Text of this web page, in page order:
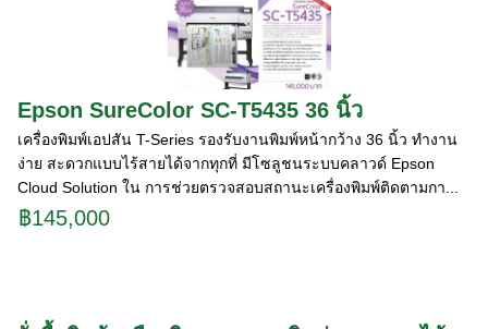
Epson SureColor SC-T5435 36 นิ้ว
เครื่องพิมพ์เอปสัน T-Series รองรับงานพิมพ์หน้ากว้าง 36 นิ้ว ทํางาน
ง่าย สะดวกแบบไร้สายได้จากทุกที่ มีโซลูชนระบบคลาวด์ Epson
Cloud Solution ใน การช่วยตรวจสอบสถานะเครื่องพิมพ์ติดตามกา...
฿145,000